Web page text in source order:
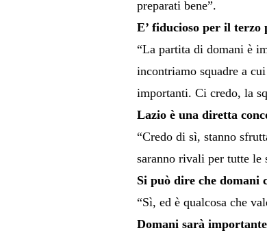
preparati bene”.
E’ fiducioso per il terzo
“La partita di domani è
incontriamo squadre a
importanti. Ci credo, la
Lazio è una diretta
“Credo di sì, stanno
saranno rivali per tutte le
Si può dire che domani
“Sì, ed è qualcosa che
Domani sarà